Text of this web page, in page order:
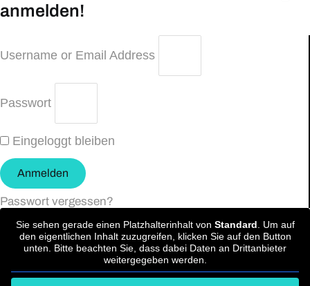
anmelden!
Username or Email Address
Passwort
Eingeloggt bleiben
Anmelden
Passwort vergessen?
Sie sehen gerade einen Platzhalterinhalt von Standard . Um auf
den eigentlichen Inhalt zuzugreifen, klicken Sie auf den Button
unten. Bitte beachten Sie, dass dabei Daten an Drittanbieter
weitergegeben werden.